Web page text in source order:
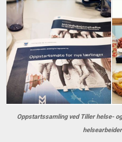
Oppstartssamling ved Tiller helse-